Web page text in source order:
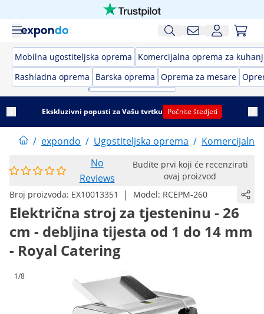
Mobilna ugostiteljska oprema
Komercijalna oprema za
Rashladna oprema
Barska oprema Oprema za mesare
Ekskluzivni popusti za Vašu tvrtku Počnite štedjeti
/ expondo / Ugostiteljska oprema / Komercijalna
No
Reviews
Budite prvi koji će recenzirati
ovaj proizvod
Broj proizvoda: EX10013351 | Model: RCEPM-260
Električna stroj za tjesteninu - 26
cm - debljina tijesta od 1 do 14 mm
- Royal Catering
1/8